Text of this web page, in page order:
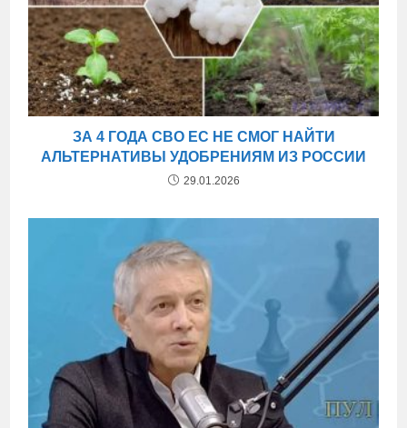
ЗА 4 ГОДА СВО ЕС НЕ СМОГ НАЙТИ
АЛЬТЕРНАТИВЫ УДОБРЕНИЯМ ИЗ РОССИИ
29.01.2026